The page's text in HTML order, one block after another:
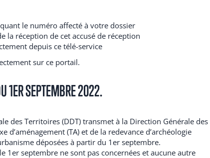
le numéro affecté à votre dossier
la réception de cet accusé de réception
depuis ce télé-service
sur ce portail.
1ER SEPTEMBRE 2022.
des Territoires (DDT) transmet à la Direction Générale des
d’aménagement (TA) et de la redevance d’archéologie
déposées à partir du 1er septembre.
1er septembre ne sont pas concernées et aucune autre